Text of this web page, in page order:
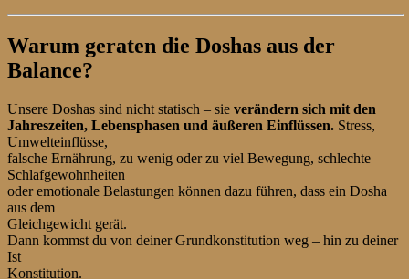
Warum geraten die Doshas aus der
Balance?
Unsere Doshas sind nicht statisch – sie verändern sich mit den
Jahreszeiten, Lebensphasen und äußeren Einflüssen. Stress,
Umwelteinflüsse,
falsche Ernährung, zu wenig oder zu viel Bewegung, schlechte
Schlafgewohnheiten
oder emotionale Belastungen können dazu führen, dass ein Dosha
aus dem
Gleichgewicht gerät.
Dann kommst du von deiner Grundkonstitution weg – hin zu deiner
Ist
Konstitution.